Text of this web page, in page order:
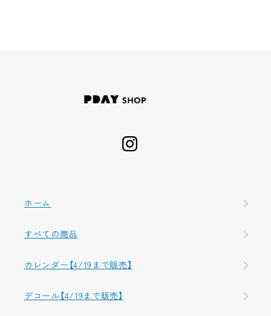
ホーム
すべての商品
カレンダー【4/19まで販売】
デコール【4/19まで販売】